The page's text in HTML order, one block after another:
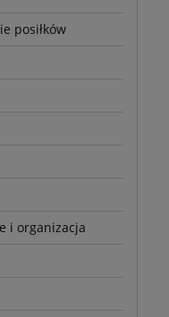
posiłków
i organizacja